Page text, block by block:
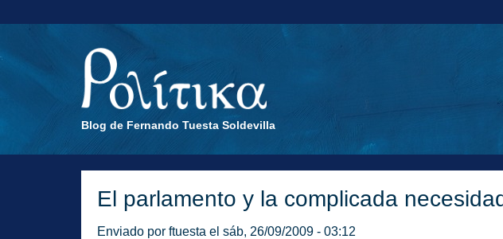
Blog de Fernando Tuesta Soldevilla
El parlamento y la complicada
Enviado por ftuesta el sáb, 26/09/2009 - 03:12